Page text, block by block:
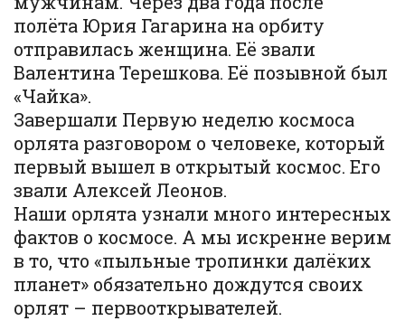
полёта Юрия Гагарина на орбиту
отправилась женщина. Её звали
Валентина Терешкова. Её позывной был
«Чайка».
Завершали Первую неделю космоса
орлята разговором о человеке, который
первый вышел в открытый космос. Его
звали Алексей Леонов.
Наши орлята узнали много интересных
фактов о космосе. А мы искренне верим
в то, что «пыльные тропинки далёких
планет» обязательно дождутся своих
орлят – первооткрывателей.